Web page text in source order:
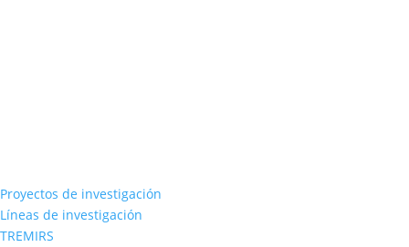
Proyectos de investigación
Líneas de investigación
TREMIRS